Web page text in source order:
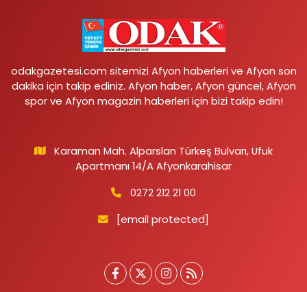
odakgazetesi.com sitemizi Afyon haberleri ve Afyon son
dakika için takip ediniz. Afyon haber, Afyon güncel, Afyon
spor ve Afyon magazin haberleri için bizi takip edin!
Karaman Mah. Alparslan Türkeş Bulvarı, Ufuk
Apartmanı 14/A Afyonkarahisar
0272 212 21 00
[email protected]